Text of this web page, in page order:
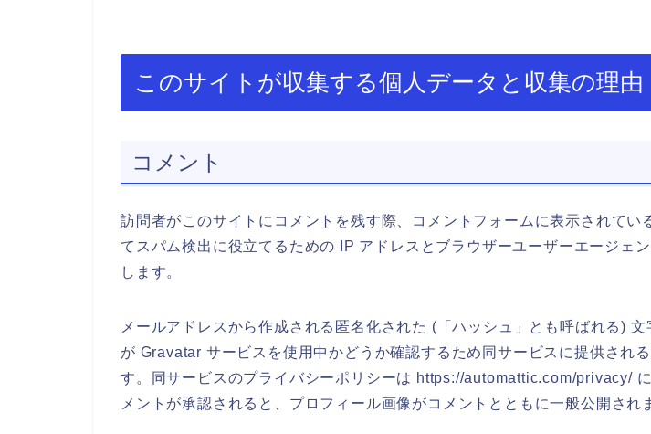
このサイトが収集する個人データと収集の理由
コメント
訪問者がこのサイトにコメントを残す際、コメントフォームに表示されてい
てスパム検出に役立てるための IP アドレスとブラウザーユーザーエージェ
します。
メールアドレスから作成される匿名化された (「ハッシュ」とも呼ばれる) 文
が Gravatar サービスを使用中かどうか確認するため同サービスに提供され
す。同サービスのプライバシーポリシーは https://automattic.com/privacy/
メントが承認されると、プロフィール画像がコメントとともに一般公開され